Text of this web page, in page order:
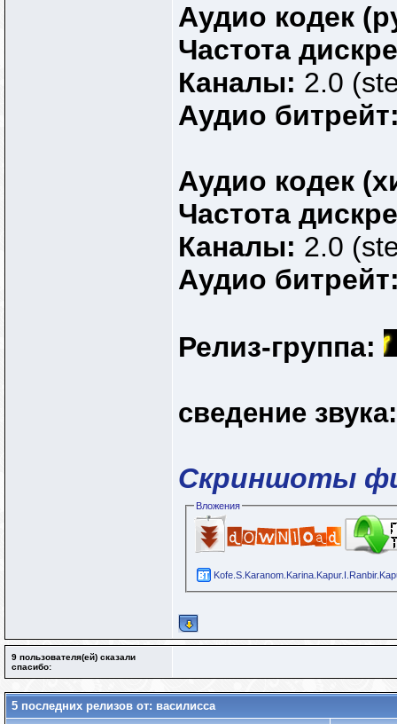
Аудио кодек
Частота
Каналы: 2.0
Аудио
Аудио кодек
Частота
Каналы: 2.0
Аудио
Релиз-группа:
сведение звука:
Скриншоты
Вложения
9 пользователя(ей) сказали
cпасибо:
5 последних релизов от: василисса